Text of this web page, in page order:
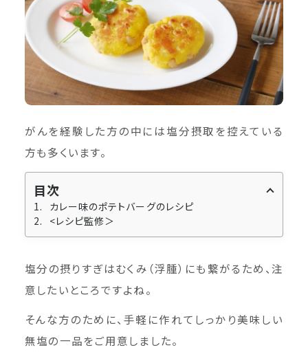
がんを経験した方の中には塩分摂取を控えている
方も多くいます。
目次
カレー味のポテトバーグのレシピ
<レシピ監修＞
塩分の摂りすぎはむくみ（浮腫）にも繋がるため、注
意したいところですよね。
そんな方のために、手軽に作れてしっかり美味しい
無塩の一品をご用意しました。